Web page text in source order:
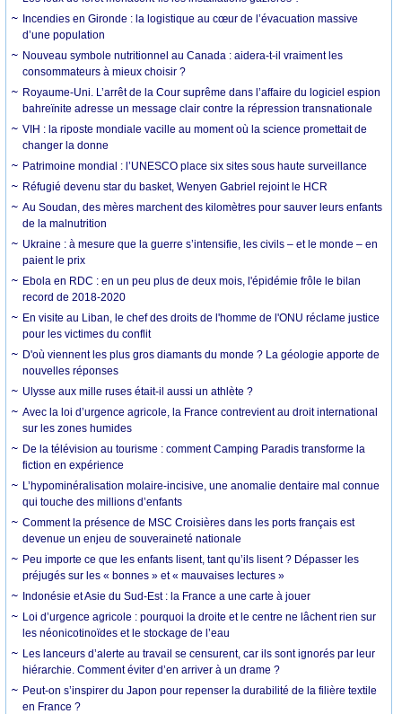
Incendies en Gironde : la logistique au cœur de l’évacuation massive
d’une population
Nouveau symbole nutritionnel au Canada : aidera-t-il vraiment les
consommateurs à mieux choisir ?
Royaume-Uni. L’arrêt de la Cour suprême dans l’affaire du logiciel espion
bahreïnite adresse un message clair contre la répression transnationale
VIH : la riposte mondiale vacille au moment où la science promettait de
changer la donne
Patrimoine mondial : l’UNESCO place six sites sous haute surveillance
Réfugié devenu star du basket, Wenyen Gabriel rejoint le HCR
Au Soudan, des mères marchent des kilomètres pour sauver leurs enfants
de la malnutrition
Ukraine : à mesure que la guerre s’intensifie, les civils – et le monde – en
paient le prix
Ebola en RDC : en un peu plus de deux mois, l'épidémie frôle le bilan
record de 2018-2020
En visite au Liban, le chef des droits de l'homme de l'ONU réclame justice
pour les victimes du conflit
D'où viennent les plus gros diamants du monde ? La géologie apporte de
nouvelles réponses
Ulysse aux mille ruses était-il aussi un athlète ?
Avec la loi d’urgence agricole, la France contrevient au droit international
sur les zones humides
De la télévision au tourisme : comment Camping Paradis transforme la
fiction en expérience
L’hypominéralisation molaire-incisive, une anomalie dentaire mal connue
qui touche des millions d’enfants
Comment la présence de MSC Croisières dans les ports français est
devenue un enjeu de souveraineté nationale
Peu importe ce que les enfants lisent, tant qu’ils lisent ? Dépasser les
préjugés sur les « bonnes » et « mauvaises lectures »
Indonésie et Asie du Sud-Est : la France a une carte à jouer
Loi d’urgence agricole : pourquoi la droite et le centre ne lâchent rien sur
les néonicotinoïdes et le stockage de l’eau
Les lanceurs d’alerte au travail se censurent, car ils sont ignorés par leur
hiérarchie. Comment éviter d’en arriver à un drame ?
Peut-on s’inspirer du Japon pour repenser la durabilité de la filière textile
en France ?